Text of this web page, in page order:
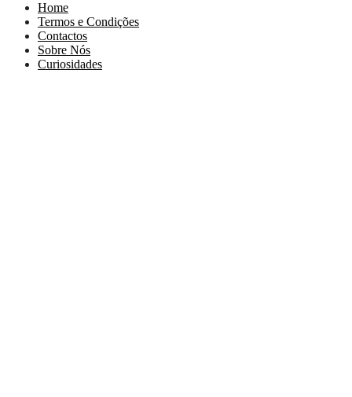
Home
Termos e Condições
Contactos
Sobre Nós
Curiosidades